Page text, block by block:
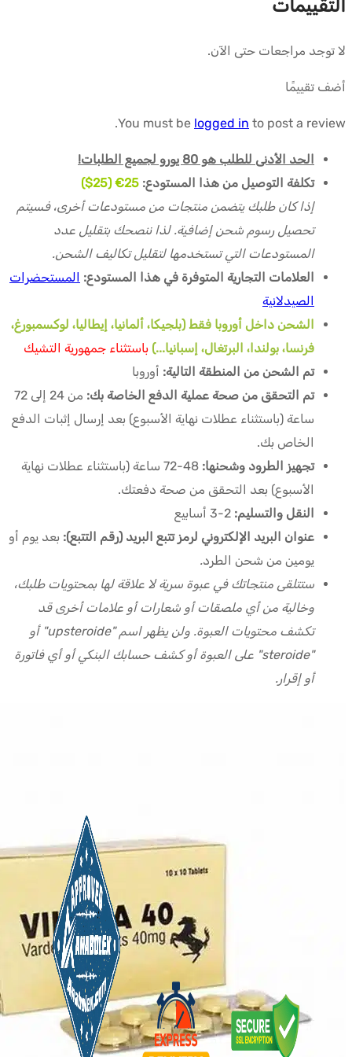
التقييمات
لا توجد مراجعات حتى الآن.
أضف تقييمًا
You must be logged in to post a review.
الحد الأدنى للطلب هو 80 يورو لجميع الطلبات!
تكلفة التوصيل من هذا المستودع: 25€ (25$)
إذا كان طلبك يتضمن منتجات من مستودعات أخرى، فسيتم
تحصيل رسوم شحن إضافية. لذا ننصحك بتقليل عدد
المستودعات التي تستخدمها لتقليل تكاليف الشحن.
العلامات التجارية المتوفرة في هذا المستودع: المستحضرات
الصيدلانية
الشحن داخل أوروبا فقط (بلجيكا، ألمانيا، إيطاليا، لوكسمبورغ،
فرنسا، بولندا، البرتغال، إسبانيا...) باستثناء جمهورية التشيك
تم الشحن من المنطقة التالية: أوروبا
تم التحقق من صحة عملية الدفع الخاصة بك:
من 24 إلى 72
ساعة (باستثناء عطلات نهاية الأسبوع) بعد إرسال إثبات الدفع
الخاص بك.
تجهيز الطرود وشحنها:
48-72 ساعة (باستثناء عطلات نهاية
الأسبوع) بعد التحقق من صحة دفعتك.
النقل والتسليم: 2-3 أسابيع
عنوان البريد الإلكتروني لرمز تتبع البريد (رقم التتبع): بعد يوم أو
يومين من شحن الطرد.
ستتلقى منتجاتك في عبوة سرية لا علاقة لها بمحتويات طلبك،
وخالية من أي ملصقات أو شعارات أو علامات أخرى قد
تكشف محتويات العبوة. ولن يظهر اسم "upsteroide" أو
"steroide" على العبوة أو كشف حسابك البنكي أو أي فاتورة
أو إقرار.